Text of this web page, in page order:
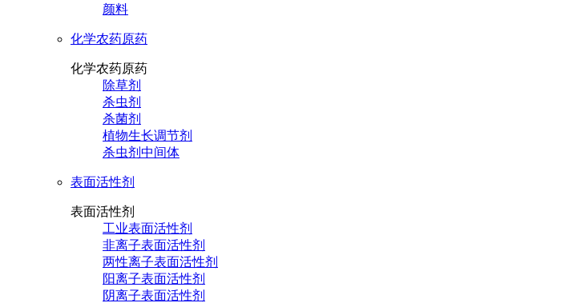
颜料
化学农药原药
化学农药原药
除草剂
杀虫剂
杀菌剂
植物生长调节剂
杀虫剂中间体
表面活性剂
表面活性剂
工业表面活性剂
非离子表面活性剂
两性离子表面活性剂
阳离子表面活性剂
阴离子表面活性剂